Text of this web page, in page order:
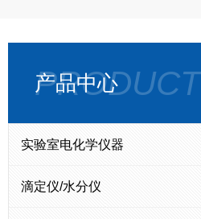
产品中心
实验室电化学仪器
滴定仪/水分仪